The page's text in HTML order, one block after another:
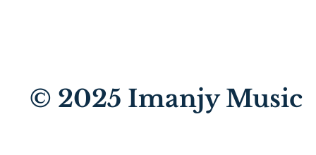
© 2025 Imanjy Music